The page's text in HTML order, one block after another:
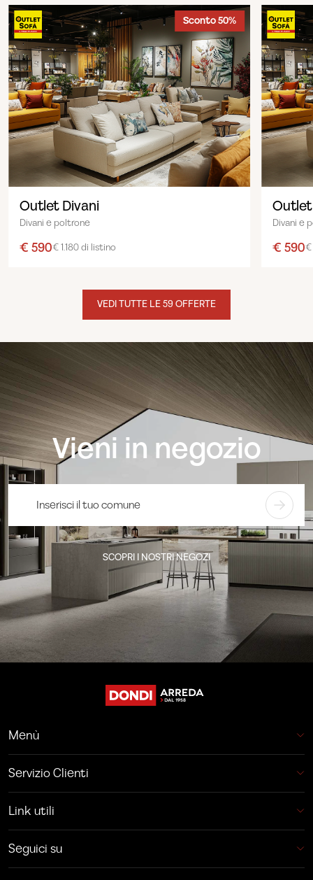
Sconto 50%
Outlet Divani
Divani e poltrone
€ 590€ 1.180 di listino
Divani e
€ 590€
VEDI TUTTE LE 59 OFFERTE
Vieni in negozio
SCOPRI I NOSTRI NEGOZI
Menù
Servizio Clienti
Link utili
Seguici su